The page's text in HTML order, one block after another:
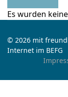
Es wurden
© 2026 mit
Internet im BEFG